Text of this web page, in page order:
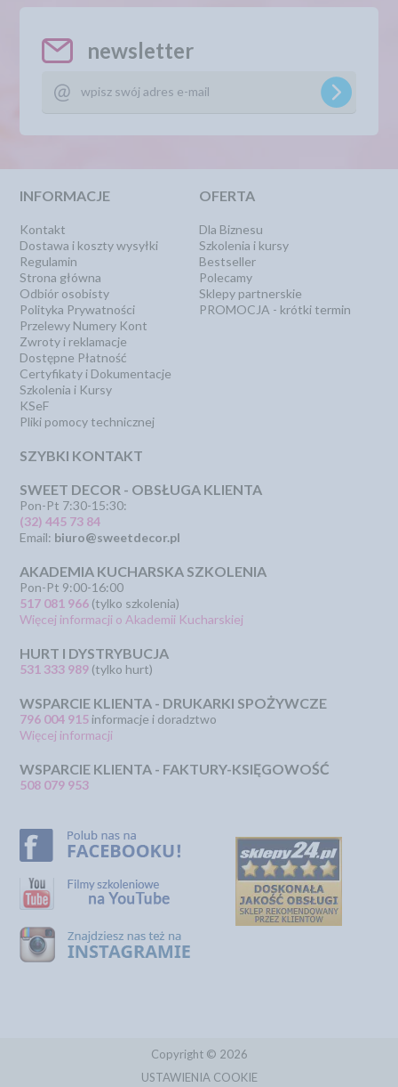
newsletter
INFORMACJE
Kontakt
Dostawa i koszty wysyłki
Regulamin
Strona główna
Odbiór osobisty
Polityka Prywatności
Przelewy Numery Kont
Zwroty i reklamacje
Dostępne Płatność
Certyfikaty i Dokumentacje
Szkolenia i Kursy
KSeF
Pliki pomocy technicznej
OFERTA
Dla Biznesu
Szkolenia i kursy
Bestseller
Polecamy
Sklepy partnerskie
PROMOCJA - krótki termin
SZYBKI KONTAKT
SWEET DECOR - OBSŁUGA KLIENTA
Pon-Pt 7:30-15:30:
(32) 445 73 84
Email: biuro@sweetdecor.pl
AKADEMIA KUCHARSKA SZKOLENIA
Pon-Pt 9:00-16:00
517 081 966 (tylko szkolenia)
Więcej informacji o Akademii Kucharskiej
HURT I DYSTRYBUCJA
531 333 989 (tylko hurt)
WSPARCIE KLIENTA - DRUKARKI SPOŻYWCZE
796 004 915 informacje i doradztwo
Więcej informacji
WSPARCIE KLIENTA - FAKTURY-KSIĘGOWOŚĆ
508 079 953
Copyright © 2026
USTAWIENIA COOKIE